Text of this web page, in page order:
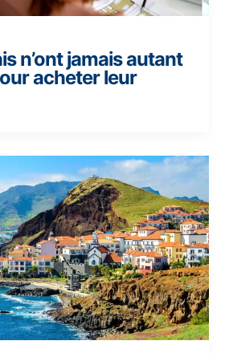
n’ont jamais autant
acheter leur